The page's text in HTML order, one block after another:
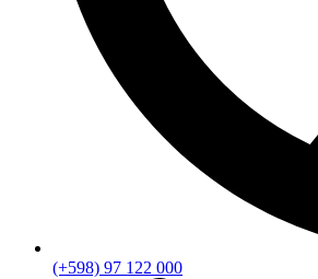
(+598) 97 122 000